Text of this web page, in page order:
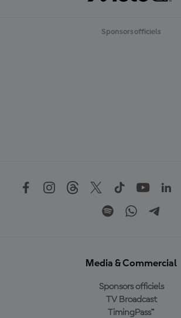
Sponsors officiels
Media & Commercial
Sponsors officiels
TV Broadcast
TimingPass™